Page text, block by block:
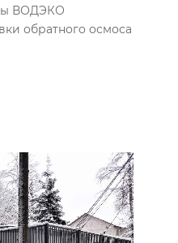
ВОДЭКО
обратного осмоса